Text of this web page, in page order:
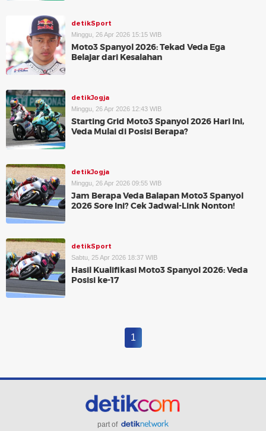
detikSport
Minggu, 26 Apr 2026 15:15 WIB
Moto3 Spanyol 2026: Tekad Veda Ega
Belajar dari Kesalahan
detikJogja
Minggu, 26 Apr 2026 12:43 WIB
Starting Grid Moto3 Spanyol 2026 Hari Ini,
Veda Mulai di Posisi Berapa?
detikJogja
Minggu, 26 Apr 2026 09:55 WIB
Jam Berapa Veda Balapan Moto3 Spanyol
2026 Sore Ini? Cek Jadwal-Link Nonton!
detikSport
Sabtu, 25 Apr 2026 18:37 WIB
Hasil Kualifikasi Moto3 Spanyol 2026: Veda
Posisi ke-17
1
part of